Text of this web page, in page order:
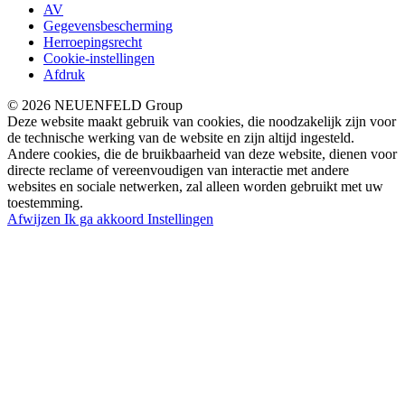
AV
Gegevensbescherming
Herroepingsrecht
Cookie-instellingen
Afdruk
© 2026 NEUENFELD Group
Deze website maakt gebruik van cookies, die noodzakelijk zijn voor
de technische werking van de website en zijn altijd ingesteld.
Andere cookies, die de bruikbaarheid van deze website, dienen voor
directe reclame of vereenvoudigen van interactie met andere
websites en sociale netwerken, zal alleen worden gebruikt met uw
toestemming.
Afwijzen Ik ga akkoord Instellingen